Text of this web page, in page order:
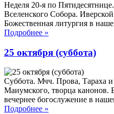
Неделя 20-я по
Вселенского Собора.
Божественная литургия в
Подробнее »
25 октября (суббота)
Суббота. Мчч. Прова, Тараха
Маиумского, творца канонов.
вечернее богослужение в
Подробнее »